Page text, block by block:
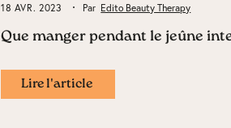
18 AVR. 2023 Par Edito Beauty Therapy
Que manger pendant le jeûne
Lire l'article